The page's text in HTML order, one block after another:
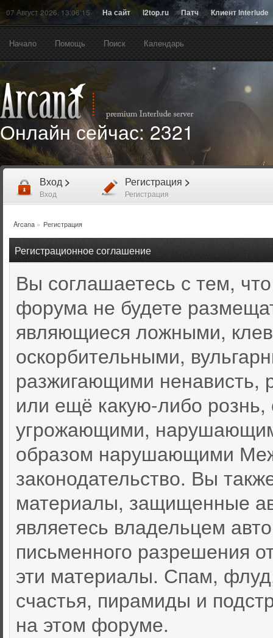
07 Август 2026, 13:06:15 На сайт l2top.ru Патч Клиент Interlude
Начало Помощь Поиск Календарь
Онлайн сейчас:2321
Вход >
Вход
Регистрация >
Регистрация
Arcana» Регистрация
Регистрационное соглашение
Вы соглашаетесь с тем,
форума не будете
являющиеся ложными,
оскорбительными,
разжигающими ненависть,
или ещё какую-либо
угрожающими,
образом нарушающими
законодательство. Вы
материалы, защищенные
являетесь владельцем
письменного разрешения
эти материалы. Спам,
счастья, пирамиды и
на этом форуме.